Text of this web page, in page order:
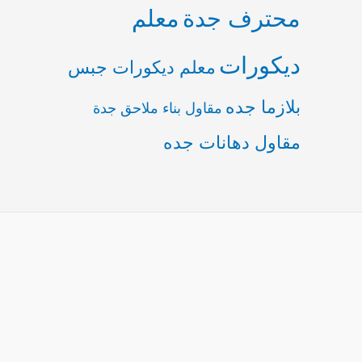
محترف جدة معلم
ديكورات معلم ديكورات جبس
بلازما جده مقاول بناء ملاحق جدة
مقاول دهانات جده